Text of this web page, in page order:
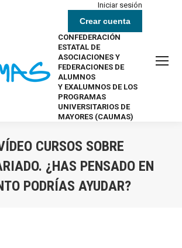
Iniciar sesión
Crear cuenta
CONFEDERACIÓN
ESTATAL DE
ASOCIACIONES Y
FEDERACIONES DE
ALUMNOS
Y EXALUMNOS DE LOS
PROGRAMAS
UNIVERSITARIOS DE
MAYORES (CAUMAS)
CURSOS SOBRE
¿HAS PENSADO EN
PODRÍAS AYUDAR?